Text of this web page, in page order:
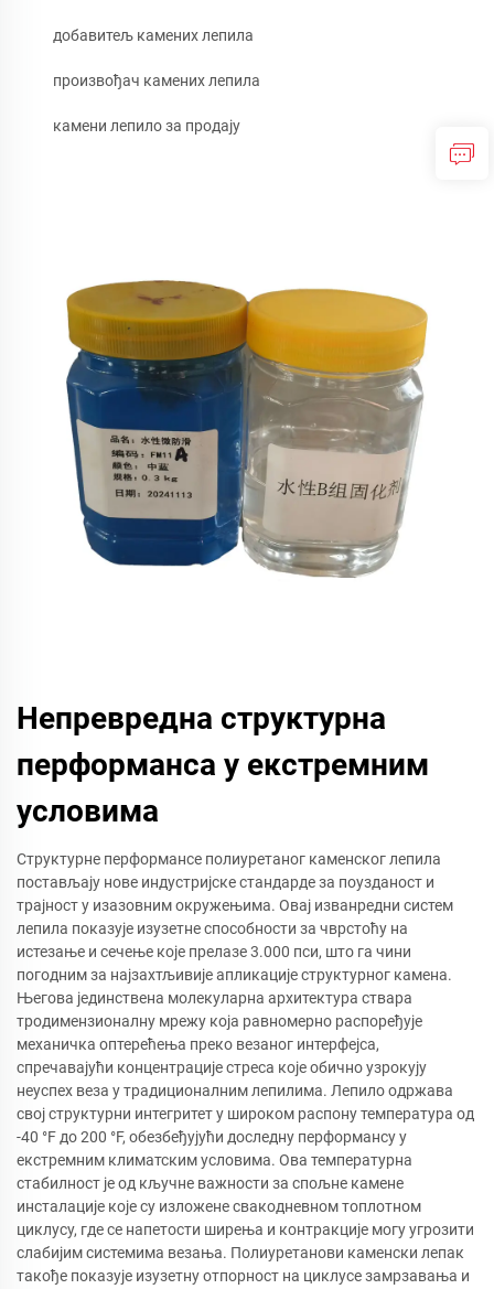
добавитељ камених лепила
произвођач камених лепила
камени лепило за продају
Непревредна структурна
перформанса у екстремним
условима
Структурне перформансе полиуретаног каменског лепила
постављају нове индустријске стандарде за поузданост и
трајност у изазовним окружењима. Овај изванредни систем
лепила показује изузетне способности за чврстоћу на
истезање и сечење које прелазе 3.000 пси, што га чини
погодним за најзахтљивије апликације структурног камена.
Његова јединствена молекуларна архитектура ствара
тродимензионалну мрежу која равномерно распоређује
механичка оптерећења преко везаног интерфејса,
спречавајући концентрације стреса које обично узрокују
неуспех веза у традиционалним лепилима. Лепило одржава
свој структурни интегритет у широком распону температура од
-40 °F до 200 °F, обезбеђујући доследну перформансу у
екстремним климатским условима. Ова температурна
стабилност је од кључне важности за спољне камене
инсталације које су изложене свакодневном топлотном
циклусу, где се напетости ширења и контракције могу угрозити
слабијим системима везања. Полиуретанови каменски лепак
такође показује изузетну отпорност на циклусе замрзавања и